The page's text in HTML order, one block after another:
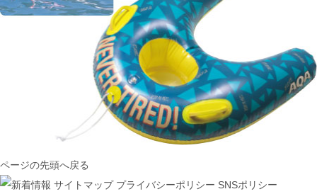
ページの先頭へ戻る
サイトマップ プライバシーポリシー SNSポリシー